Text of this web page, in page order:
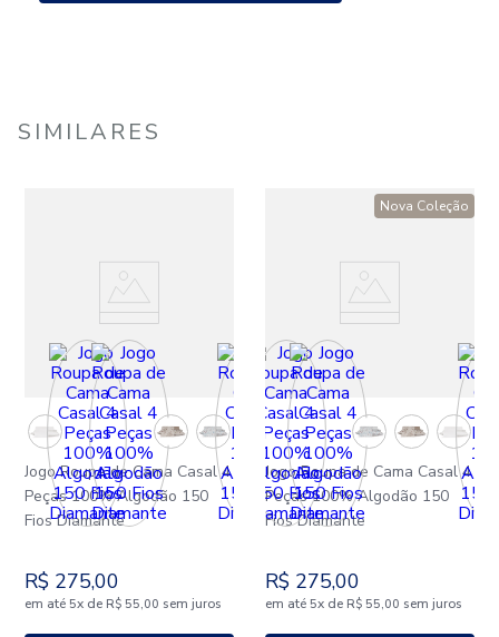
SIMILARES
Jogo Roupa de Cama Casal 4
Peças 100% Algodão 150
Fios Diamante
R$ 275,00
em até 5x de R$ 55,00 sem juros
Nova Coleção
Jogo Roupa de Cama Casal 4
Peças 100% Algodão 150
Fios Diamante
R$ 275,00
em até 5x de R$ 55,00 sem juros